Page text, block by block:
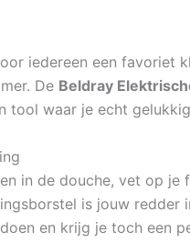
iedereen een favoriet
De Beldray
tool waar je echt
in de douche, vet op
is jouw
en krijg je toch een